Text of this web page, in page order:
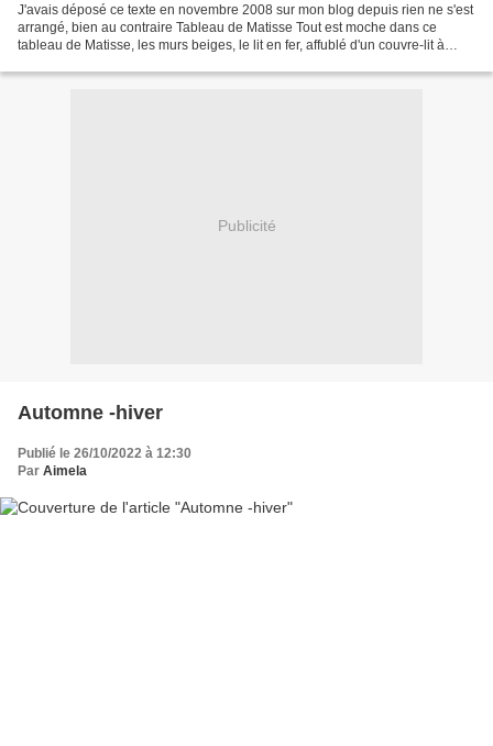
J'avais déposé ce texte en novembre 2008 sur mon blog depuis rien ne s'est
arrangé, bien au contraire Tableau de Matisse Tout est moche dans ce
tableau de Matisse, les murs beiges, le lit en fer, affublé d'un couvre-lit à
Publicité
Automne -hiver
Publié le 26/10/2022 à 12:30
Par Aimela